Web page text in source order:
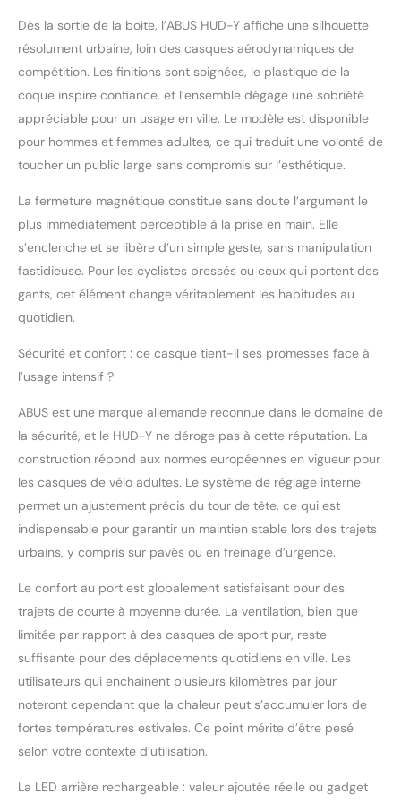
précis permet à
l'anneau en plastique
entourant la tête de
bien s'adapter au tour
de tête. VISION MULTI-
POSITION : Comme pour
une casquette, la visière
du casque peut être
manières, qu'elle soit
légèrement orientée
vers le bas ou rabattue
vers le haut. POUR LES
TÊTES : le système de
réglage en hauteur à
place pour une tresse.
magnétique Fidlock se
ferme facilement,
rapidement et d'une
seule main. DÉTAILS DE
PRODUITS : Casque de
ville unisexe pour
adultes, y compris
TriVider - la taille
correspond au tour de
tête de l'utilisateur
Dès la sortie de la boîte, l’ABUS HUD-Y affiche une silhouette
résolument urbaine, loin des casques aérodynamiques de
compétition. Les finitions sont soignées, le plastique de la
coque inspire confiance, et l’ensemble dégage une sobriété
appréciable pour un usage en ville. Le modèle est disponible
pour hommes et femmes adultes, ce qui traduit une volonté de
toucher un public large sans compromis sur l’esthétique.
La fermeture magnétique constitue sans doute l’argument le
plus immédiatement perceptible à la prise en main. Elle
s’enclenche et se libère d’un simple geste, sans manipulation
fastidieuse. Pour les cyclistes pressés ou ceux qui portent des
gants, cet élément change véritablement les habitudes au
quotidien.
Sécurité et confort : ce casque tient-il ses promesses face à
l’usage intensif ?
ABUS est une marque allemande reconnue dans le domaine de
la sécurité, et le HUD-Y ne déroge pas à cette réputation. La
construction répond aux normes européennes en vigueur pour
les casques de vélo adultes. Le système de réglage interne
permet un ajustement précis du tour de tête, ce qui est
indispensable pour garantir un maintien stable lors des trajets
urbains, y compris sur pavés ou en freinage d’urgence.
Le confort au port est globalement satisfaisant pour des
trajets de courte à moyenne durée. La ventilation, bien que
limitée par rapport à des casques de sport pur, reste
suffisante pour des déplacements quotidiens en ville. Les
utilisateurs qui enchaînent plusieurs kilomètres par jour
noteront cependant que la chaleur peut s’accumuler lors de
fortes températures estivales. Ce point mérite d’être pesé
selon votre contexte d’utilisation.
La LED arrière rechargeable : valeur ajoutée réelle ou gadget